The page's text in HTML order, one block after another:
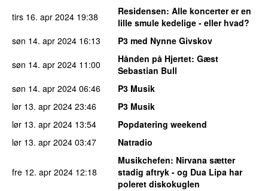
tirs 16. apr 2024 19:38 Residensen: Alle koncerter er en
lille smule kedelige - eller hvad?
søn 14. apr 2024 16:13
P3 med Nynne Givskov
søn 14. apr 2024 11:00 Hånden på Hjertet: Gæst
Sebastian Bull
søn 14. apr 2024 06:46
P3 Musik
lør 13. apr 2024 23:46
P3 Musik
lør 13. apr 2024 13:54
Popdatering weekend
lør 13. apr 2024 03:47 Natradio
fre 12. apr 2024 12:18
Musikchefen: Nirvana sætter
stadig aftryk - og Dua Lipa har
poleret diskokuglen